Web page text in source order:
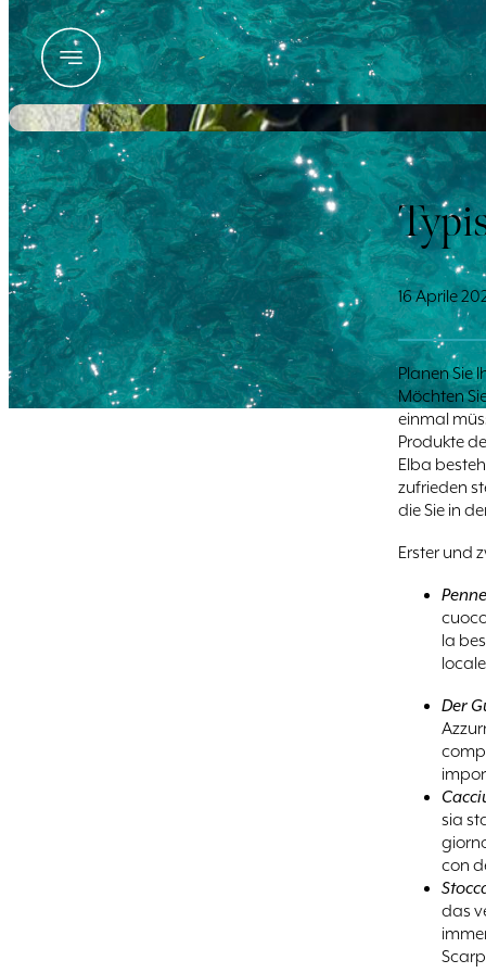
16 Aprile
Planen Sie
Möchten
einmal
Produkte
Elba
zufrieden
die Sie in
Erster und
la
Der
sia
con
das